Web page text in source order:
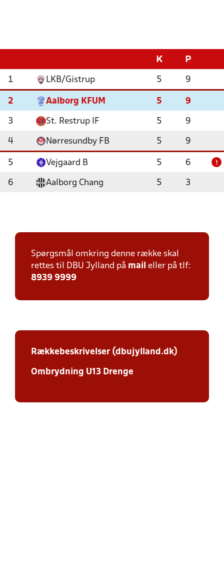
K P
1 LKB/Gistrup 5 9
2 Aalborg KFUM 5 9
3 St. Restrup IF 5 9
4 Nørresundby FB 5 9
5 Vejgaard B 5 6 !
6 Aalborg Chang 5 3
Spørgsmål omkring denne række skal
rettes til DBU Jylland på mail eller på tlf:
8939 9999
Rækkebeskrivelser (dbujylland.dk)
Ombrydning U13 Drenge